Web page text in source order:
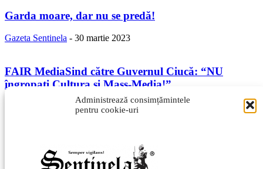
Administrează consimțămintele
pentru cookie-uri
Garda moare, dar nu se predă!
Gazeta Sentinela - 30 martie 2023
FAIR MediaSind către Guvernul Ciucă: “NU
îngropați Cultura și Mass-Media!”
8 februarie 2023
Gazeta Sentinela - 22 aprilie 2022